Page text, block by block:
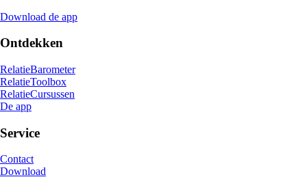
Download de app
Ontdekken
RelatieBarometer
RelatieToolbox
RelatieCursussen
De app
Service
Contact
Download